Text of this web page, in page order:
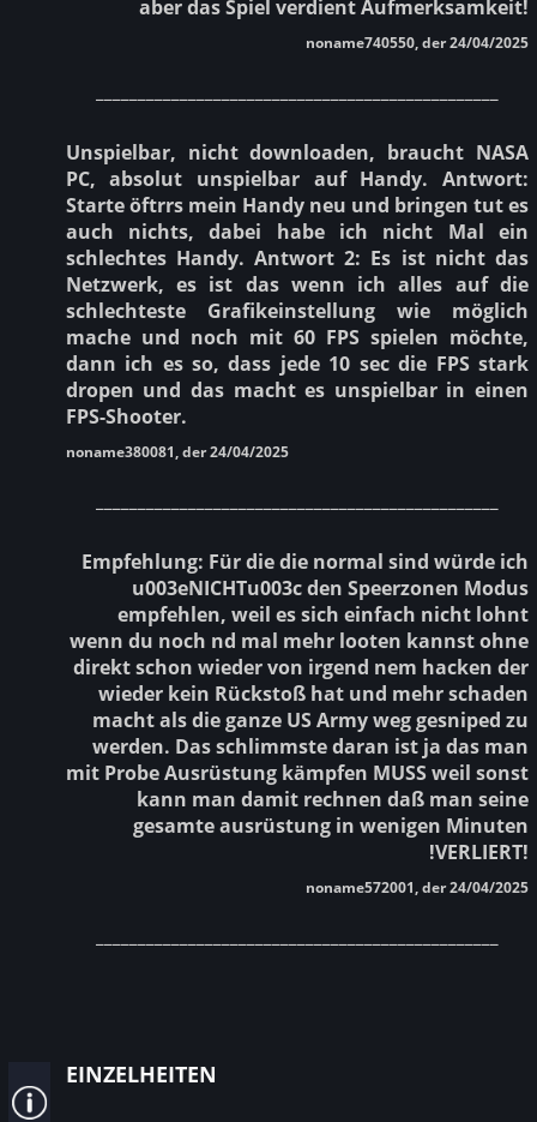
aber das Spiel verdient Aufmerksamkeit!
noname740550, der 24/04/2025
Unspielbar, nicht downloaden, braucht NASA
PC, absolut unspielbar auf Handy. Antwort:
Starte öftrrs mein Handy neu und bringen tut es
auch nichts, dabei habe ich nicht Mal ein
schlechtes Handy. Antwort 2: Es ist nicht das
Netzwerk, es ist das wenn ich alles auf die
schlechteste Grafikeinstellung wie möglich
mache und noch mit 60 FPS spielen möchte,
dann ich es so, dass jede 10 sec die FPS stark
dropen und das macht es unspielbar in einen
FPS-Shooter.
noname380081, der 24/04/2025
Empfehlung: Für die die normal sind würde ich
u003eNICHTu003c den Speerzonen Modus
empfehlen, weil es sich einfach nicht lohnt
wenn du noch nd mal mehr looten kannst ohne
direkt schon wieder von irgend nem hacken der
wieder kein Rückstoß hat und mehr schaden
macht als die ganze US Army weg gesniped zu
werden. Das schlimmste daran ist ja das man
mit Probe Ausrüstung kämpfen MUSS weil sonst
kann man damit rechnen daß man seine
gesamte ausrüstung in wenigen Minuten
!VERLIERT!
noname572001, der 24/04/2025
einzelheiten